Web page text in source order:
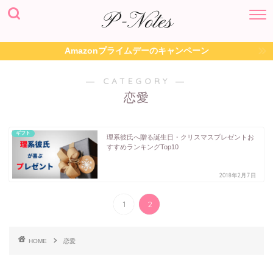
Amazonプライムデーのキャンペーン
― CATEGORY ―
恋愛
ギフト
理系彼氏へ贈る誕生日・クリスマスプレゼントお
すすめランキングTop10
2018年2月7日
1 2
HOME 恋愛